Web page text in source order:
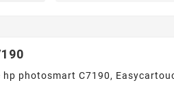
photosmart C7190,